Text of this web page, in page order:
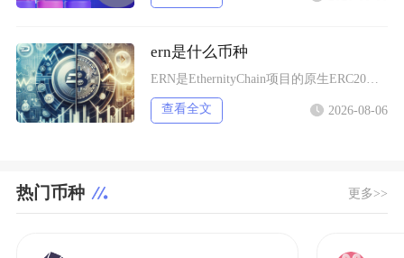
ern是什么币种
查看全文 2026-08-06
热门币种 更多>>